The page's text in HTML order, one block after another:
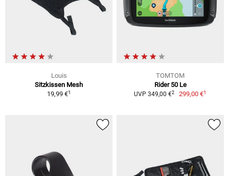
Louis
Sitzkissen Mesh
19,99 €1
TOMTOM
Rider 50 Le
UVP 349,00 €2 299,00 €1